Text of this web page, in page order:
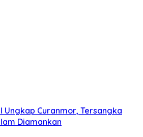
Ungkap Curanmor, Tersangka
Diamankan